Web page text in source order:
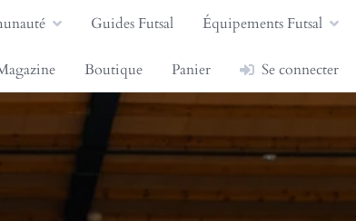
Guides Futsal Équipements Futsal
Boutique Panier Se connecter